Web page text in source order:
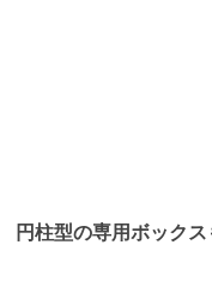
円柱型の専用ボック